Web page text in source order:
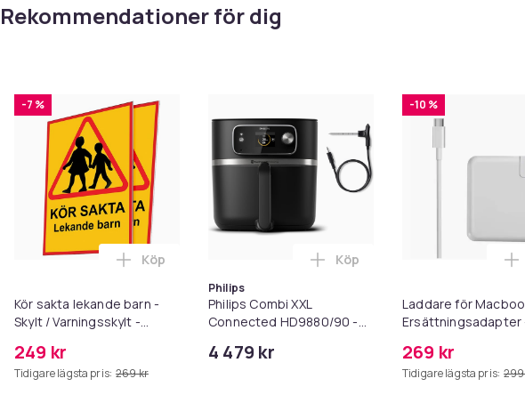
Rekommendationer för dig
-7 %
Kör sakta lekande barn -
Skylt / Varningsskylt -
249 kr
Tidigare lägsta pris: 269 kr
Lägg till Kör sakta lekande barn - Skylt / Varningsskylt -
Köp
Philips
Philips Combi XXL
Connected HD9880/90 -
4 479 kr
Lägg till Philips Combi XXL
Köp
-10 %
Laddare för
Ersättningsadapter
269 kr
Tidigare lägsta pris: